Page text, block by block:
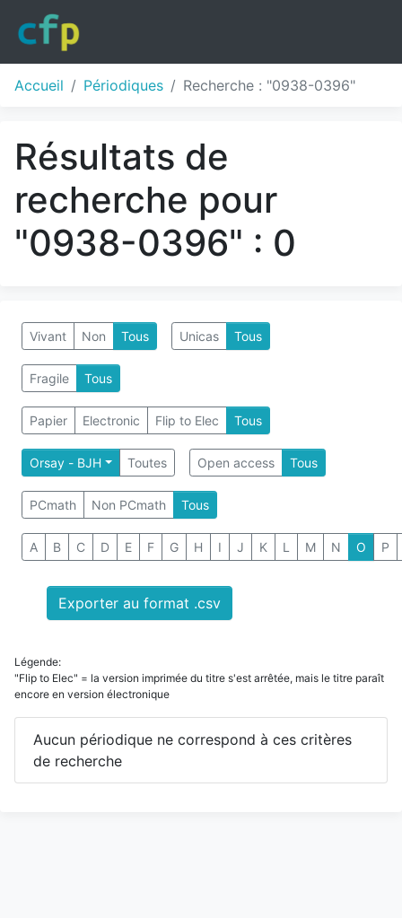
Accueil Périodiques Recherche : "0938-0396"
Résultats de
recherche pour
"0938-0396" : 0
Vivant Non Tous Unicas Tous
Fragile Tous
Papier Electronic Flip to Elec Tous
Orsay - BJH Toutes Open access Tous
PCmath Non PCmath Tous
A B C D E F G H I J K L M N O P
Exporter au format .csv
Légende:
"Flip to Elec" = la version imprimée du titre s'est arrêtée, mais le titre paraît
encore en version électronique
Aucun périodique ne correspond à ces critères
de recherche